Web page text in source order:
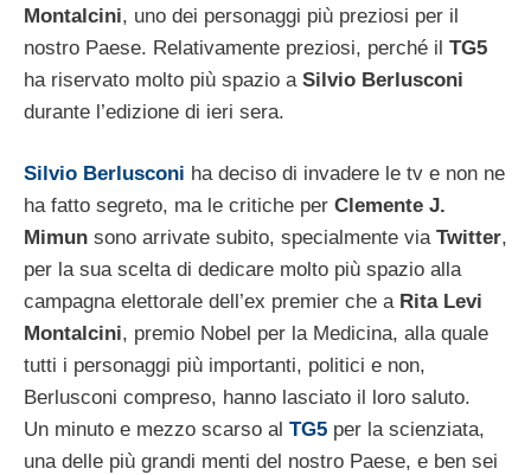
Montalcini, uno dei personaggi più preziosi per il
nostro Paese. Relativamente preziosi, perché il TG5
ha riservato molto più spazio a Silvio Berlusconi
durante l’edizione di ieri sera.
Silvio Berlusconi ha deciso di invadere le tv e non ne
ha fatto segreto, ma le critiche per Clemente J.
Mimun sono arrivate subito, specialmente via Twitter,
per la sua scelta di dedicare molto più spazio alla
campagna elettorale dell’ex premier che a Rita Levi
Montalcini, premio Nobel per la Medicina, alla quale
tutti i personaggi più importanti, politici e non,
Berlusconi compreso, hanno lasciato il loro saluto.
Un minuto e mezzo scarso al TG5 per la scienziata,
una delle più grandi menti del nostro Paese, e ben sei